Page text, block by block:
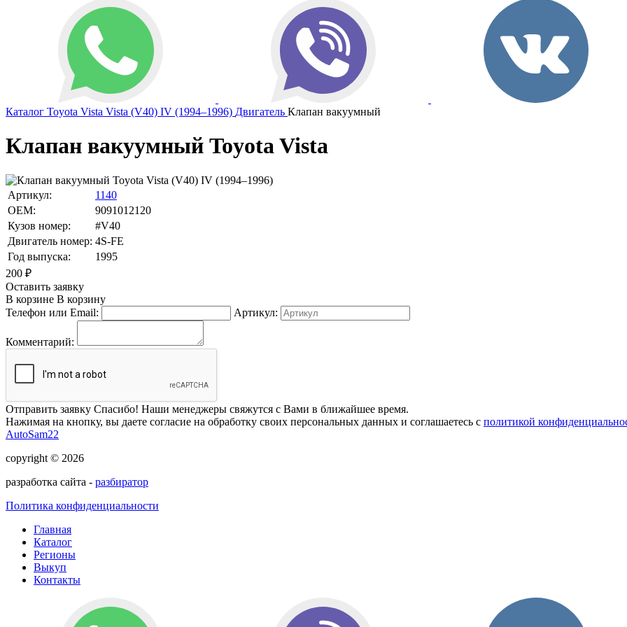
Каталог Toyota Vista Vista (V40) IV (1994–1996) Двигатель Клапан вакуумный
Клапан вакуумный Toyota Vista
Артикул:
1140
OEM:
9091012120
Кузов номер:
#V40
Двигатель номер: 4S-FE
Год выпуска:
1995
200 ₽
Оставить заявку
В корзине В корзину
Телефон или Email:
Артикул:
Комментарий:
Отправить заявку Спасибо! Наши менеджеры свяжутся с Вами в ближайшее время.
Нажимая на кнопку, вы даете согласие на обработку своих персональных данных и соглашаетесь с политикой
AutoSam22
copyright © 2026
разработка сайта - разбиратор
Политика конфиденциальности
Главная
Каталог
Регионы
Выкуп
Контакты